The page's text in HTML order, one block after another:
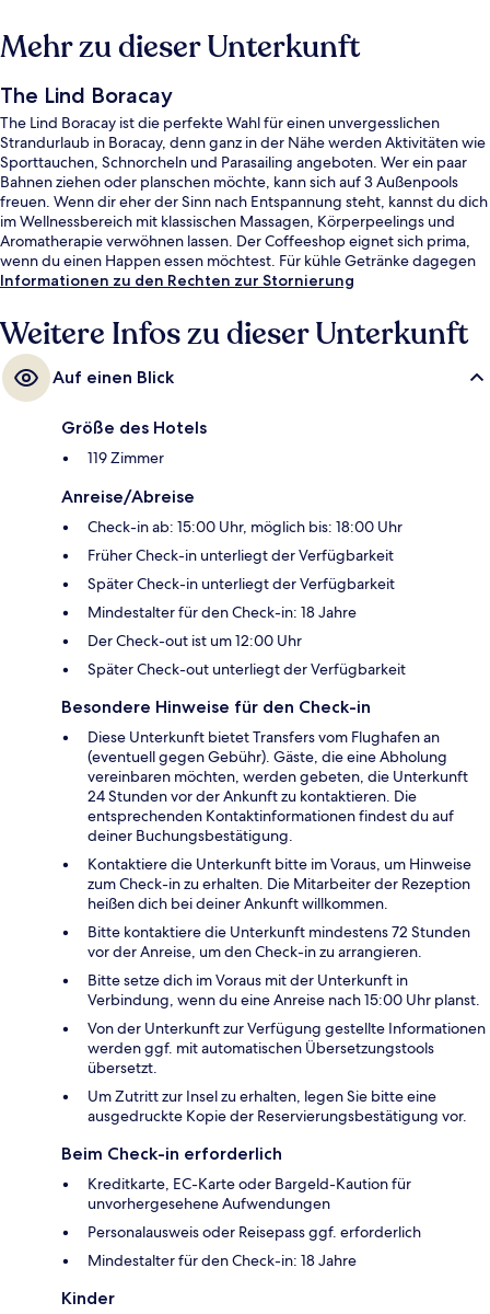
Mehr zu dieser Unterkunft
The Lind Boracay
The Lind Boracay ist die perfekte Wahl für einen unvergesslichen
Strandurlaub in Boracay, denn ganz in der Nähe werden Aktivitäten wie
Sporttauchen, Schnorcheln und Parasailing angeboten. Wer ein paar
Bahnen ziehen oder planschen möchte, kann sich auf 3 Außenpools
freuen. Wenn dir eher der Sinn nach Entspannung steht, kannst du dich
im Wellnessbereich mit klassischen Massagen, Körperpeelings und
Aromatherapie verwöhnen lassen. Der Coffeeshop eignet sich prima,
wenn du einen Happen essen möchtest. Für kühle Getränke dagegen
bist du in der Bar/Lounge an der richtigen Adresse. Dieses Hotel im
Kinderclub, eine Poolbar sowie einen Fitnessbereich. Andere Reisende
haben viel Gutes über das hilfsbereite Personal zu berichten.
Informationen zu den Rechten zur Stornierung
Weitere Infos zu dieser Unterkunft
Auf einen Blick
Größe des Hotels
119 Zimmer
Anreise/Abreise
Check-in ab: 15:00 Uhr, möglich bis: 18:00 Uhr
Früher Check-in unterliegt der Verfügbarkeit
Später Check-in unterliegt der Verfügbarkeit
Mindestalter für den Check-in: 18 Jahre
Der Check-out ist um 12:00 Uhr
Später Check-out unterliegt der Verfügbarkeit
Besondere Hinweise für den Check-in
Diese Unterkunft bietet Transfers vom Flughafen an
(eventuell gegen Gebühr). Gäste, die eine Abholung
vereinbaren möchten, werden gebeten, die Unterkunft
24 Stunden vor der Ankunft zu kontaktieren. Die
entsprechenden Kontaktinformationen findest du auf
deiner Buchungsbestätigung.
Kontaktiere die Unterkunft bitte im Voraus, um Hinweise
zum Check-in zu erhalten. Die Mitarbeiter der Rezeption
heißen dich bei deiner Ankunft willkommen.
Bitte kontaktiere die Unterkunft mindestens 72 Stunden
vor der Anreise, um den Check-in zu arrangieren.
Bitte setze dich im Voraus mit der Unterkunft in
Verbindung, wenn du eine Anreise nach 15:00 Uhr planst.
Von der Unterkunft zur Verfügung gestellte Informationen
werden ggf. mit automatischen Übersetzungstools
übersetzt.
Um Zutritt zur Insel zu erhalten, legen Sie bitte eine
ausgedruckte Kopie der Reservierungsbestätigung vor.
Beim Check-in erforderlich
Kreditkarte, EC-Karte oder Bargeld-Kaution für
unvorhergesehene Aufwendungen
Personalausweis oder Reisepass ggf. erforderlich
Mindestalter für den Check-in: 18 Jahre
Kinder